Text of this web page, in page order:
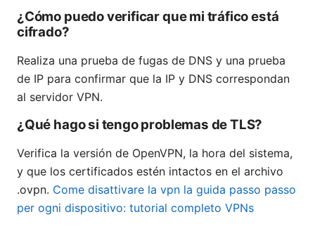
¿Cómo puedo verificar que mi tráfico está
cifrado?
Realiza una prueba de fugas de DNS y una prueba
de IP para confirmar que la IP y DNS correspondan
al servidor VPN.
¿Qué hago si tengo problemas de TLS?
Verifica la versión de OpenVPN, la hora del sistema,
y que los certificados estén intactos en el archivo
.ovpn. Come disattivare la vpn la guida passo passo
per ogni dispositivo: tutorial completo VPNs